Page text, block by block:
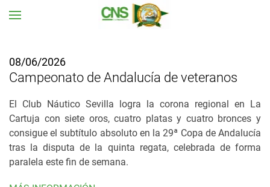
08/06/2026
Campeonato de Andalucía de veteranos
El Club Náutico Sevilla logra la corona regional en La
Cartuja con siete oros, cuatro platas y cuatro bronces y
consigue el subtítulo absoluto en la 29ª Copa de Andalucía
tras la disputa de la quinta regata, celebrada de forma
paralela este fin de semana.